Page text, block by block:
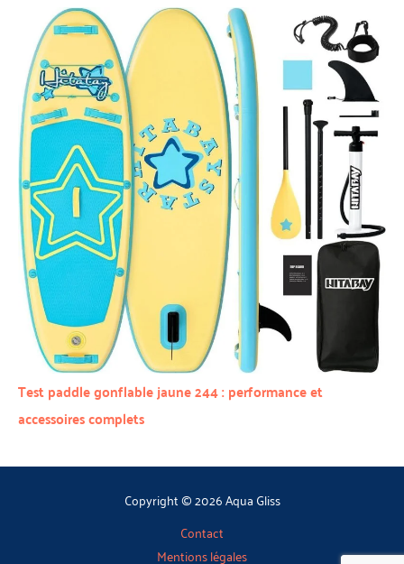
Test paddle gonflable jaune 244 : performance et
accessoires complets
Copyright © 2026 Aqua Gliss
Contact
Mentions légales